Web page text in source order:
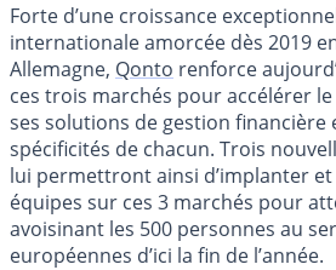
Forte d’une croissance
internationale amorcée dès 2019
Allemagne, Qonto renforce
ces trois marchés pour accélérer
ses solutions de gestion financière
spécificités de chacun. Trois
lui permettront ainsi d’implanter et
équipes sur ces 3 marchés pour
avoisinant les 500 personnes au
européennes d’ici la fin de l’année.